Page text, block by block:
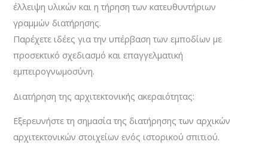
έλλειψη υλικών και η τήρηση των κατευθυντήριων
γραμμών διατήρησης.
Παρέχετε ιδέες για την υπέρβαση των εμποδίων με
προσεκτικό σχεδιασμό και επαγγελματική
εμπειρογνωμοσύνη.
Διατήρηση της αρχιτεκτονικής ακεραιότητας:
Εξερευνήστε τη σημασία της διατήρησης των αρχικών
αρχιτεκτονικών στοιχείων ενός ιστορικού σπιτιού.